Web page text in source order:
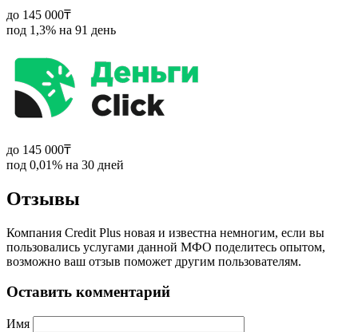
до 145 000₸
под 1,3% на 91 день
до 145 000₸
под 0,01% на 30 дней
Отзывы
Компания Credit Plus новая и известна немногим, если вы
пользовались услугами данной МФО поделитесь опытом,
возможно ваш отзыв поможет другим пользователям.
Оставить комментарий
Имя